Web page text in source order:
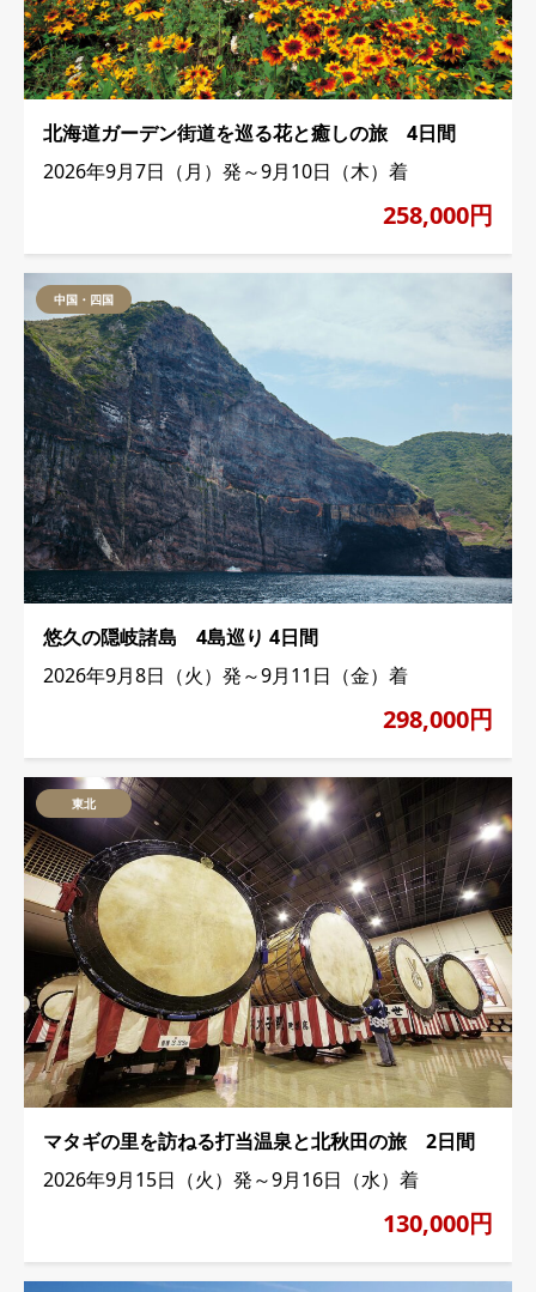
北海道ガーデン街道を巡る花と癒しの旅 4日間
2026年9月7日（月）発～9月10日（木）着
258,000円
中国・四国
悠久の隠岐諸島 4島巡り 4日間
2026年9月8日（火）発～9月11日（金）着
298,000円
東北
マタギの里を訪ねる打当温泉と北秋田の旅 2日間
2026年9月15日（火）発～9月16日（水）着
130,000円